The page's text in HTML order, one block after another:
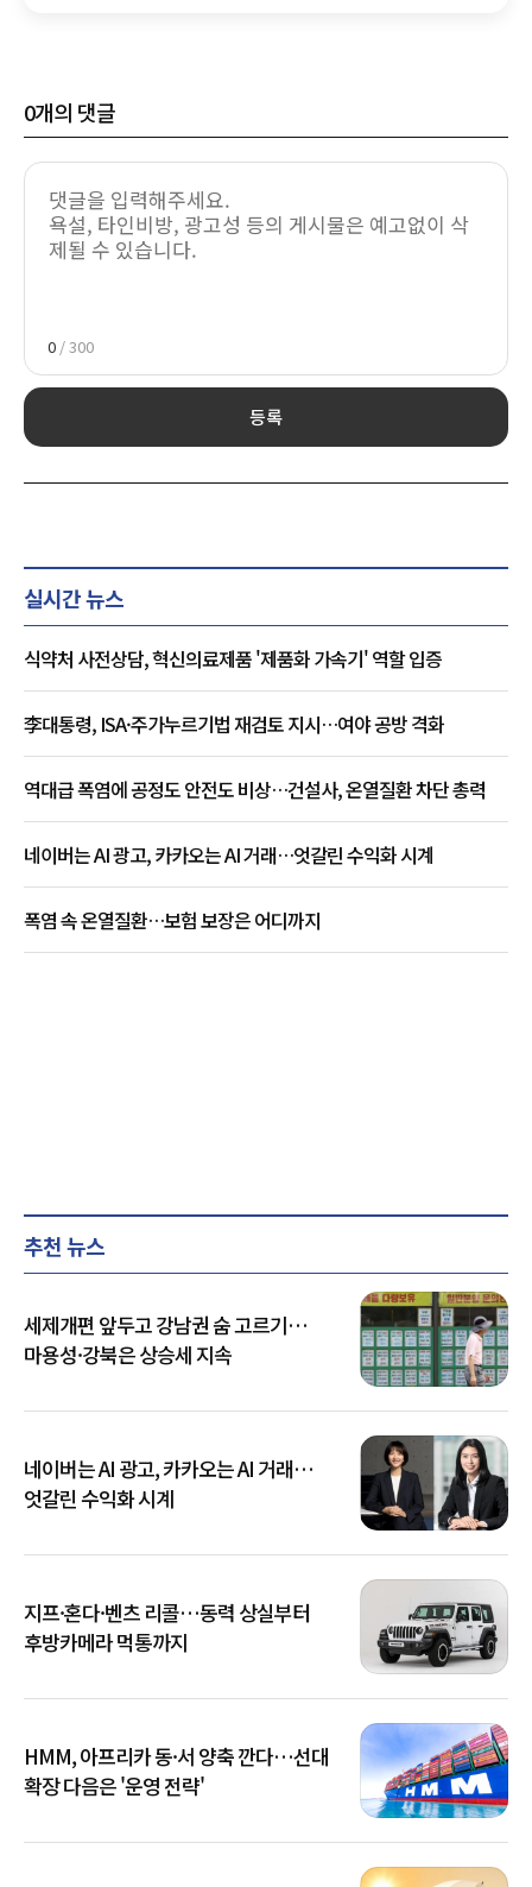
0개의 댓글
0 / 300
등록
실시간 뉴스
식약처 사전상담, 혁신의료제품 '제품화 가속기' 역할 입증
李대통령, ISA·주가누르기법 재검토 지시…여야 공방 격화
역대급 폭염에 공정도 안전도 비상…건설사, 온열질환 차단 총력
네이버는 AI 광고, 카카오는 AI 거래…엇갈린 수익화 시계
폭염 속 온열질환…보험 보장은 어디까지
추천 뉴스
세제개편 앞두고 강남권 숨 고르기…
마용성·강북은 상승세 지속
네이버는 AI 광고, 카카오는 AI 거래…
엇갈린 수익화 시계
지프·혼다·벤츠 리콜…동력 상실부터
후방카메라 먹통까지
HMM, 아프리카 동·서 양축 깐다…선대
확장 다음은 '운영 전략'